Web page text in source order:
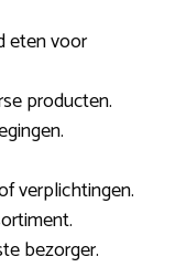
eten voor
producten.
verplichtingen.
bezorger.